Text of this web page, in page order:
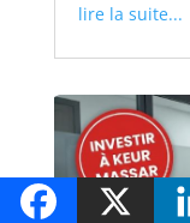
lire la suite...